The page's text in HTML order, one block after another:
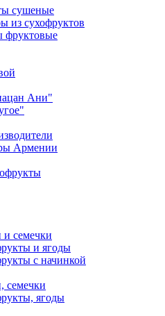
сушеные
из сухофруктов
фруктовые
Ани"
Армении
и семечки
и ягоды
с начинкой
семечки
ягоды